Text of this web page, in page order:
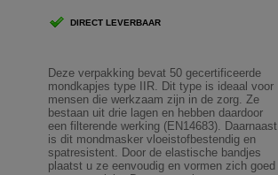
DIRECT LEVERBAAR
Deze verpakking bevat 50 gecertificeerde
mondkapjes type IIR. Dit type is ideaal voor
mensen die werkzaam zijn in de zorg. Ze
bestaan uit drie lagen en hebben daardoor
een filterende werking (EN14683). Daarnaast
is dit mondmasker vloeistofbestendig en
spatresistent. Door de elastische bandjes
plaatst u ze eenvoudig en vormen zich goed